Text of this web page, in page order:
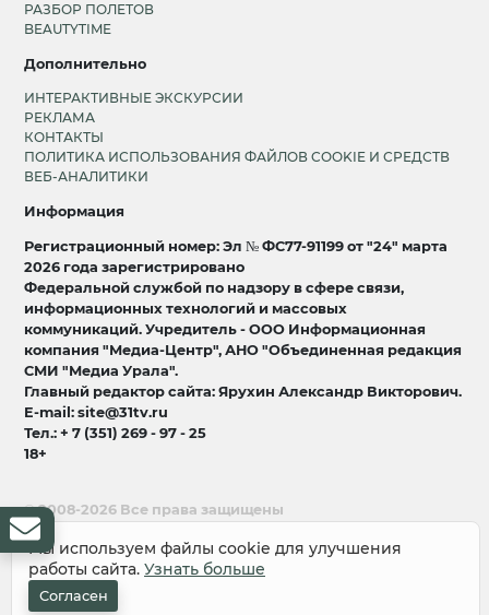
РАЗБОР ПОЛЕТОВ
BEAUTYTIME
Дополнительно
ИНТЕРАКТИВНЫЕ ЭКСКУРСИИ
РЕКЛАМА
КОНТАКТЫ
ПОЛИТИКА ИСПОЛЬЗОВАНИЯ ФАЙЛОВ COOKIE И СРЕДСТВ
ВЕБ-АНАЛИТИКИ
Информация
Регистрационный номер: Эл № ФС77-91199 от "24" марта
2026 года зарегистрировано
Федеральной службой по надзору в сфере связи,
информационных технологий и массовых
коммуникаций. Учредитель - ООО Информационная
компания "Медиа-Центр", АНО "Объединенная редакция
СМИ "Медиа Урала".
Главный редактор сайта: Ярухин Александр Викторович.
E-mail: site@31tv.ru
Тел.: + 7 (351) 269 - 97 - 25
18+
© 2008-2026 Все права защищены
разработка и продвижение:
Мы используем файлы cookie для улучшения
работы сайта. Узнать больше
Согласен